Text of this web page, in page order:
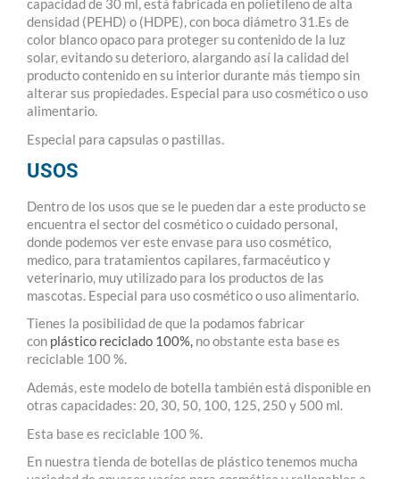
capacidad de 30 ml, está fabricada en polietileno de alta
densidad (PEHD) o (HDPE), con boca diámetro 31.Es de
color blanco opaco para proteger su contenido de la luz
solar, evitando su deterioro, alargando así la calidad del
producto contenido en su interior durante más tiempo sin
alterar sus propiedades. Especial para uso cosmético o uso
alimentario.
Especial para capsulas o pastillas.
USOS
Dentro de los usos que se le pueden dar a este producto se
encuentra el sector del cosmético o cuidado personal,
donde podemos ver este envase para uso cosmético,
medico, para tratamientos capilares, farmacéutico y
veterinario, muy utilizado para los productos de las
mascotas. Especial para uso cosmético o uso alimentario.
Tienes la posibilidad de que la podamos fabricar
con plástico reciclado 100%, no obstante esta base es
reciclable 100 %.
Además, este modelo de botella también está disponible en
otras capacidades: 20, 30, 50, 100, 125, 250 y 500 ml.
Esta base es reciclable 100 %.
En nuestra tienda de botellas de plástico tenemos mucha